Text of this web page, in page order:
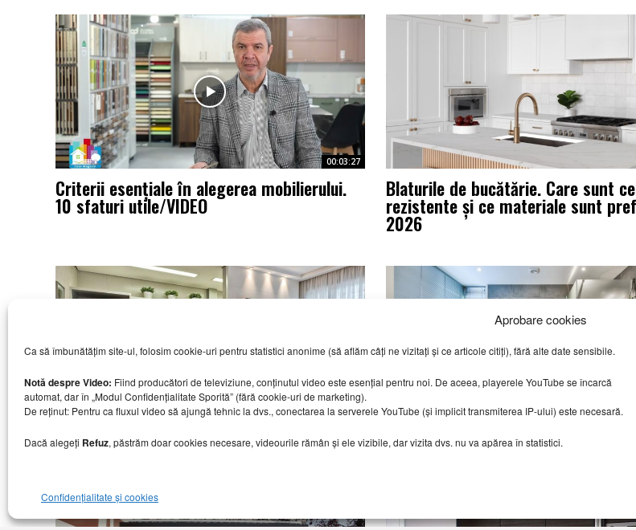
Aprobare cookies
Ca să îmbunătățim site-ul, folosim cookie-uri pentru statistici anonime (să aflăm câți ne vizitați și ce articole citiți), fără alte date sensibile.
Notă despre Video: Fiind producători de televiziune, conținutul video este esențial pentru noi. De aceea, playerele YouTube se încarcă
automat, dar în „Modul Confidențialitate Sporită” (fără cookie-uri de marketing).
De reținut: Pentru ca fluxul video să ajungă tehnic la dvs., conectarea la serverele YouTube (și implicit transmiterea IP-ului) este necesară.
Dacă alegeți Refuz, păstrăm doar cookies necesare, videourile rămân și ele vizibile, dar vizita dvs. nu va apărea în statistici.
Confidențialitate și cookies
00:03:27
Criterii esențiale în alegerea mobilierului.
10 sfaturi utile/VIDEO
Blaturile de bucătărie. Care sunt
rezistente și ce materiale sunt
2026
Idei inteligente de depozitare pentru
apartamente mici
Duș walk-in sau cadă? Ce aleg